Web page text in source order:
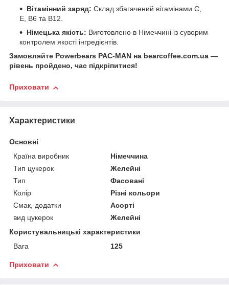
Вітамінний заряд: Склад збагачений вітамінами C,
E, B6 та B12.
Німецька якість: Виготовлено в Німеччині із суворим
контролем якості інгредієнтів.
Замовляйте Powerbears PAC-MAN на bearcoffee.com.ua —
рівень пройдено, час підкріпитися!
Приховати
Характеристики
Основні
Країна виробник
Німеччина
Тип цукерок
Желейні
Тип
Фасовані
Колір
Різні кольори
Смак, додатки
Асорті
вид цукерок
Желейні
Користувальницькі характеристики
Вага
125
Приховати